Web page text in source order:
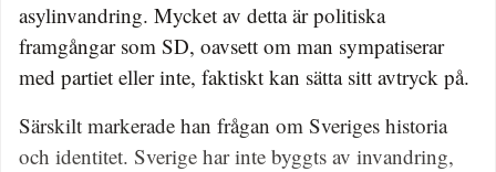
asylinvandring. Mycket av detta är politiska
framgångar som SD, oavsett om man sympatiserar
med partiet eller inte, faktiskt kan sätta sitt avtryck på.
Särskilt markerade han frågan om Sveriges historia
och identitet. Sverige har inte byggts av invandring,